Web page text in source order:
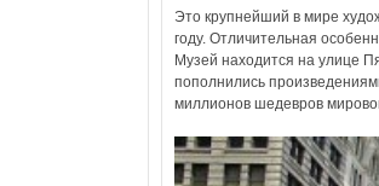
Это крупнейший в мире
году. Отличительная
Музей находится на улице
пополнились
миллионов шедевров